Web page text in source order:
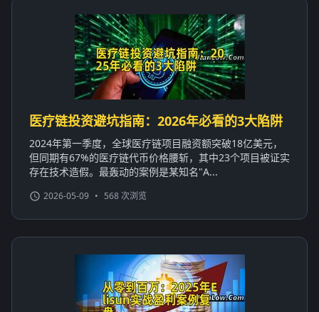
医疗链投资避坑指南：2026年必看的3大陷阱
2024年第一季度，全球医疗链项目融资额突破18亿美元，
但同期有67%的医疗链代币价格腰斩，其中23个项目被证实
存在技术造假。最轰动的案例是某知名"A...
2026-05-09 • 568 次浏览